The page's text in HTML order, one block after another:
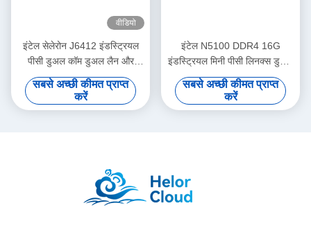
वीडियो
इंटेल सेलेरोन J6412 इंडस्ट्रियल
पीसी डुअल कॉम डुअल लैन और
लिनक्स के साथ
सबसे अच्छी कीमत प्राप्त
करें
इंटेल N5100 DDR4 16G
इंडस्ट्रियल मिनी पीसी लिनक्स डुअल
लैन 4COM के लिए KIOSK
डिजिटल साइनेज
सबसे अच्छी कीमत प्राप्त
करें